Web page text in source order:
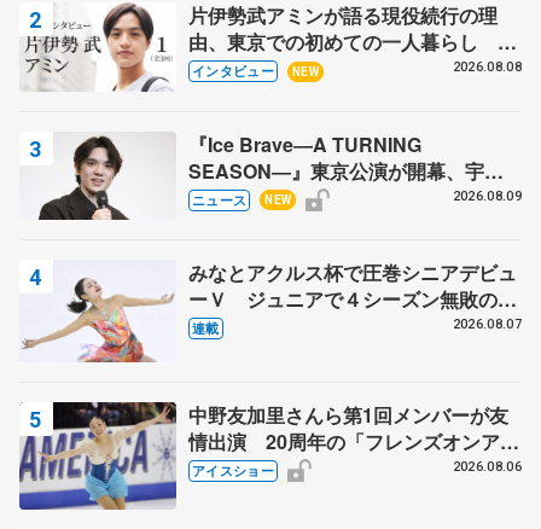
片伊勢武アミンが語る現役続行の理
由、東京での初めての一人暮らし 注
目スケーターの「今」に迫る
インタビュー NEW 2026.08.08
『Ice Brave―A TURNING
SEASON―』東京公演が開幕、宇野
昌磨の『Ice Brave』にかける思いを
ニュース NEW 2026.08.09
みなとアクルス杯で圧巻シニアデビュ
ーＶ ジュニアで４シーズン無敗の島
田麻央
連載 2026.08.07
中野友加里さんら第1回メンバーが友
情出演 20周年の「フレンズオンアイ
ス」 宮本賢二さん、有川梨絵さん、
アイスショー 2026.08.06